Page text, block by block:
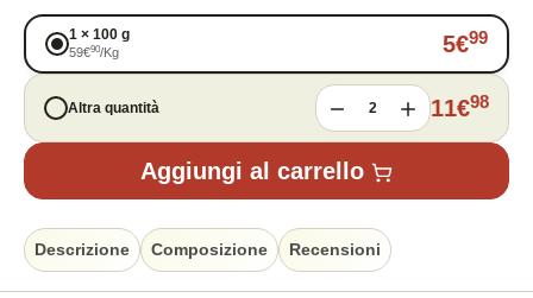
1 × 100 g
59€90/Kg 5€99
Altra quantità 2 11€98
Aggiungi al carrello
Descrizione Composizione Recensioni